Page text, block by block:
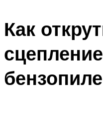
Как
бензопиле